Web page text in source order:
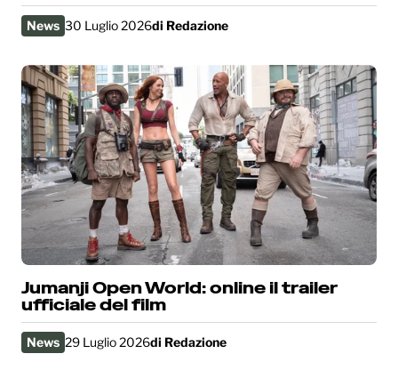
News 30 Luglio 2026di Redazione
Jumanji Open World: online il trailer
ufficiale del film
News 29 Luglio 2026di Redazione